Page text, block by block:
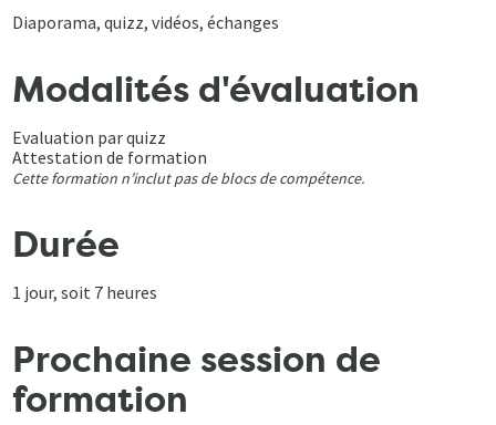
Diaporama, quizz, vidéos, échanges
Modalités d'évaluation
Evaluation par quizz
Attestation de formation
Cette formation n’inclut pas de blocs de compétence.
Durée
1 jour, soit 7 heures
Prochaine session de
formation